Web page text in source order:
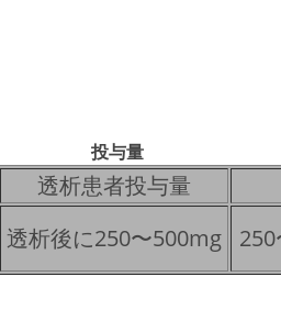
投与量
透析患者投与量
透析後に250〜500mg